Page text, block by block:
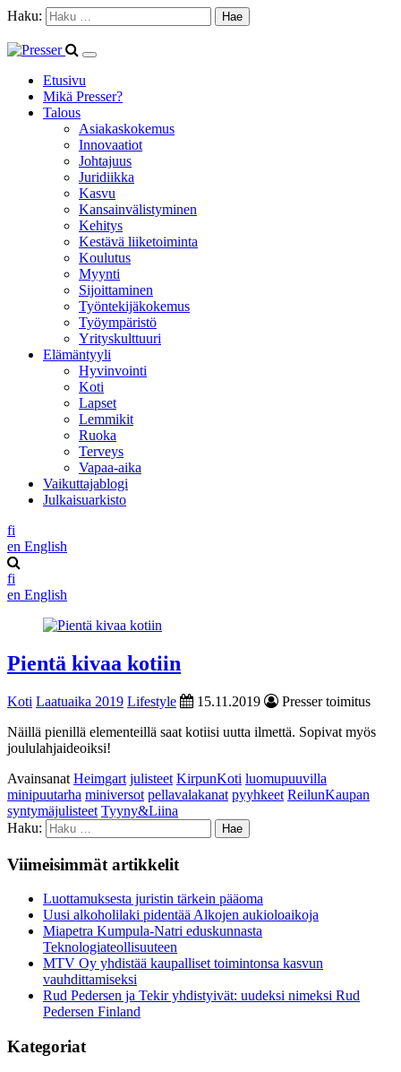
Haku:
Etusivu
Mikä Presser?
Talous
Asiakaskokemus
Innovaatiot
Johtajuus
Juridiikka
Kasvu
Kansainvälistyminen
Kehitys
Kestävä liiketoiminta
Koulutus
Myynti
Sijoittaminen
Työntekijäkokemus
Työympäristö
Yrityskulttuuri
Elämäntyyli
Hyvinvointi
Koti
Lapset
Lemmikit
Ruoka
Terveys
Vapaa-aika
Vaikuttajablogi
Julkaisuarkisto
fi
en English
fi
en English
Pientä kivaa kotiin
Koti Laatuaika 2019 Lifestyle 15.11.2019
Presser toimitus
Näillä pienillä elementeillä saat kotiisi uutta ilmettä. Sopivat myös
joululahjaideoiksi!
Avainsanat Heimgart julisteet KirpunKoti luomupuuvilla
minipuutarha miniversot pellavalakanat pyyhkeet ReilunKaupan
syntymäjulisteet Tyyny&Liina
Haku:
Viimeisimmät artikkelit
Luottamuksesta juristin tärkein pääoma
Uusi alkoholilaki pidentää Alkojen aukioloaikoja
Miapetra Kumpula-Natri eduskunnasta
Teknologiateollisuuteen
MTV Oy yhdistää kaupalliset toimintonsa kasvun
vauhdittamiseksi
Rud Pedersen ja Tekir yhdistyivät: uudeksi nimeksi Rud
Pedersen Finland
Kategoriat